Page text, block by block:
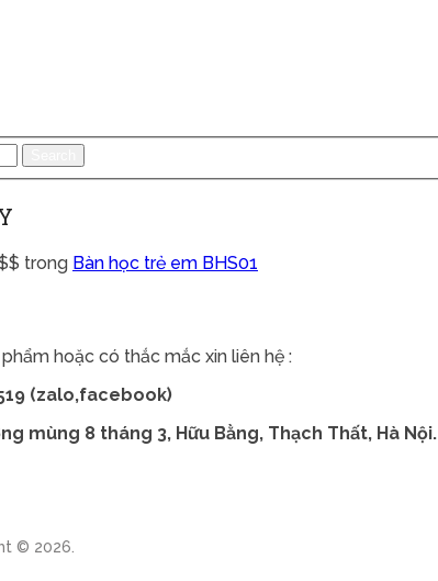
trong Bàn học trẻ em BHS01
hoặc có thắc mắc xin liên hệ :
(zalo,facebook)
mùng 8 tháng 3, Hữu Bằng, Thạch Thất, Hà Nội.
© 2026.